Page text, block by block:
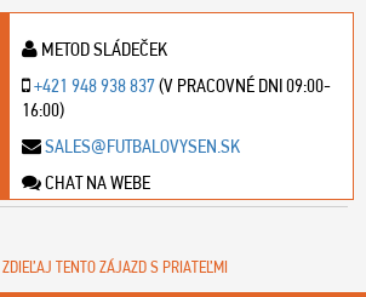
METOD SLÁDEČEK
+421 948 938 837(V PRACOVNÉ DNI 09:00-
16:00)
SALES@FUTBALOVYSEN.SK
CHAT NA WEBE
ZDIEĽAJ TENTO ZÁJAZD S PRIATEĽMI